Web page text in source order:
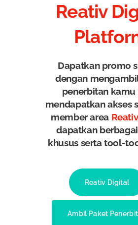
Reativ
Dapatkan promo
dengan
penerbitan kamu
mendapatkan akses
member area
dapatkan
khusus serta tool-
Reativ Digital
Ambil Paket